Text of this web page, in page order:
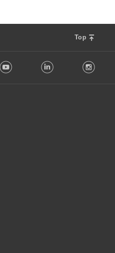
Top
Youtube LinkedIn